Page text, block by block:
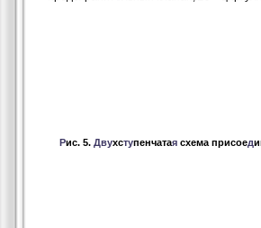
Рис. 5. Двухступенчатаясхема присоед